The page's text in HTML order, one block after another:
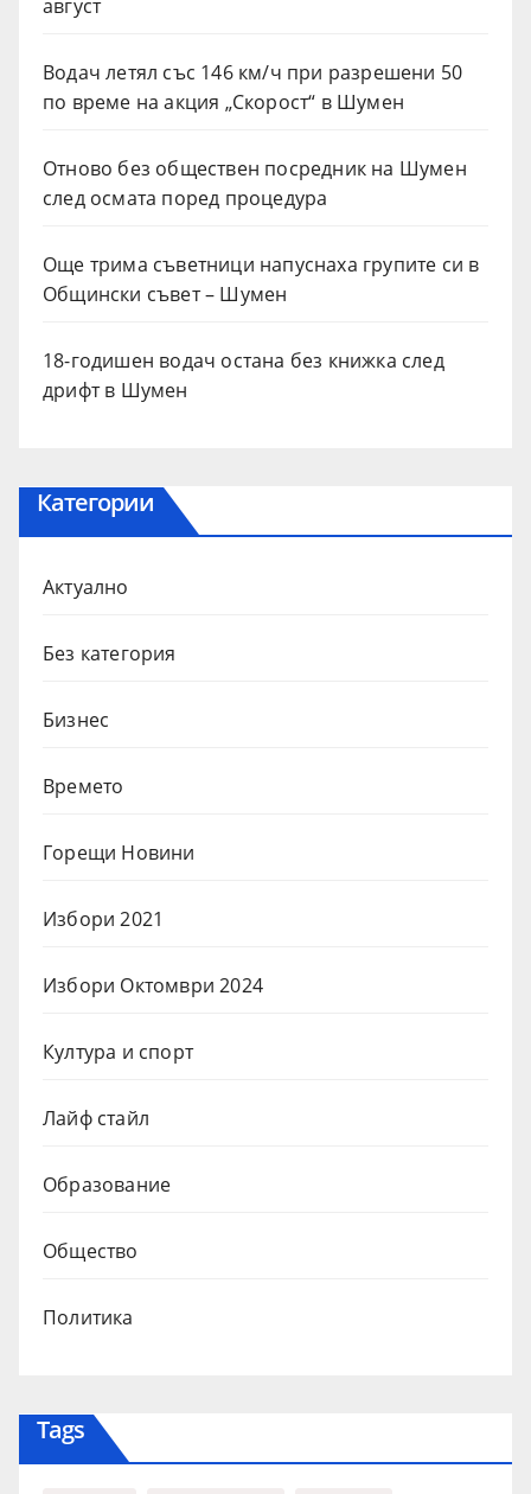
август
Водач летял със 146 км/ч при разрешени 50
по време на акция „Скорост“ в Шумен
Отново без обществен посредник на Шумен
след осмата поред процедура
Още трима съветници напуснаха групите си в
Общински съвет – Шумен
18-годишен водач остана без книжка след
дрифт в Шумен
Категории
Актуално
Без категория
Бизнес
Времето
Горещи Новини
Избори 2021
Избори Октомври 2024
Култура и спорт
Лайф стайл
Образование
Общество
Политика
Tags